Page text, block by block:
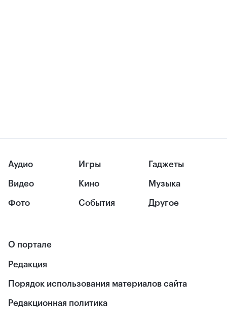
Аудио
Видео
Фото
Игры
Кино
События
Гаджеты
Музыка
Другое
О портале
Редакция
Порядок использования материалов сайта
Редакционная политика